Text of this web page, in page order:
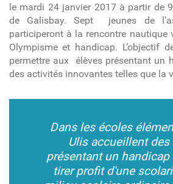
le mardi 24 janvier 2017 à partir de
de Galisbay. Sept jeunes de
participeront à la rencontre nautique
Olympisme et handicap. L’objectif
permettre aux élèves présentant un
des activités innovantes telles que la
Dans les écoles
Ulis accueillent des
présentant un handicap
tirer profit d'une